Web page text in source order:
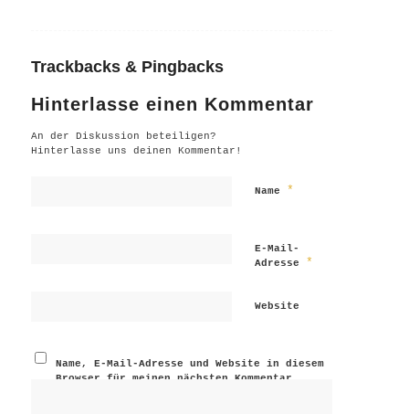
Trackbacks & Pingbacks
Hinterlasse einen Kommentar
An der Diskussion beteiligen?
Hinterlasse uns deinen Kommentar!
Name *
E-Mail-
Adresse
*
Website
Name, E-Mail-Adresse und Website in diesem
Browser für meinen nächsten Kommentar